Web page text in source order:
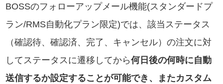
BOSSのフォローアップメール機能(スタンダードプ
ラン/RMS自動化プラン限定)では、該当ステータス
（確認待、確認済、完了、キャンセル）の注文に対
してステータスに遷移してから何日後の何時に自動
送信するか設定することが可能でき、またカスタム